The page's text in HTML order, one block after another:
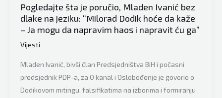
vojska
dođe
u
BiH,
Pogledajte šta je poručio, Mladen Ivanić bez
dlake na jeziku: “Milorad Dodik hoće da kaže
– Ja mogu da napravim haos i napravit ću ga”
Vijesti
Mladen Ivanić, bivši član Predsjedništva BiH i počasni
predsjednik PDP-a, za O kanal i Oslobođenje je govorio o
Dodikovom mitingu, falsifikatima na izborima i formiranju